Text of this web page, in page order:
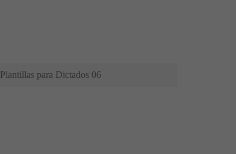
Plantillas para Dictados 06